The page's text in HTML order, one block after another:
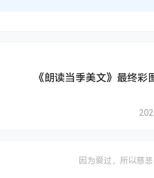
《朗读当季美文》最终彩
因为爱过，所以慈